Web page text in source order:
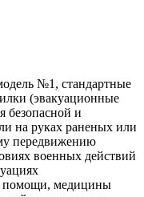
№1, стандартные
(эвакуационные
безопасной и
на руках раненых или
передвижению
военных действий
помощи, медицины